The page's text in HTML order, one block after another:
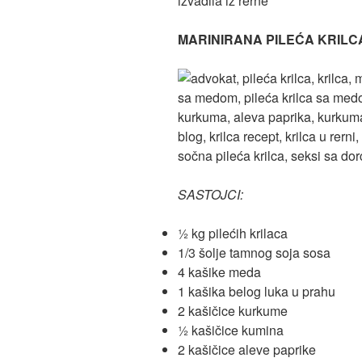
MARINIRANA PILEĆA
SASTOJCI:
½ kg pilećih krilaca
1/3 šolje tamnog soja sosa
4 kašike meda
1 kašika belog luka u prahu
2 kašičice kurkume
½ kašičice kumina
2 kašičice aleve paprike